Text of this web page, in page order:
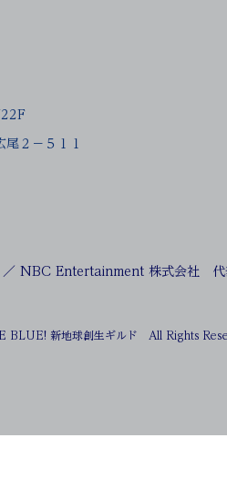
２－５１１
NBC Entertainment 株式会社 代
新地球創生ギルド All Rights